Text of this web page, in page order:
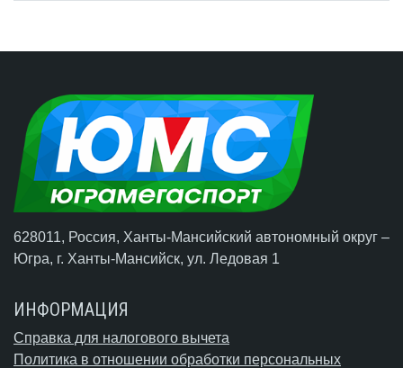
628011, Россия, Ханты-Мансийский автономный округ –
Югра, г. Ханты-Мансийск, ул. Ледовая 1
ИНФОРМАЦИЯ
Справка для налогового вычета
Политика в отношении обработки персональных